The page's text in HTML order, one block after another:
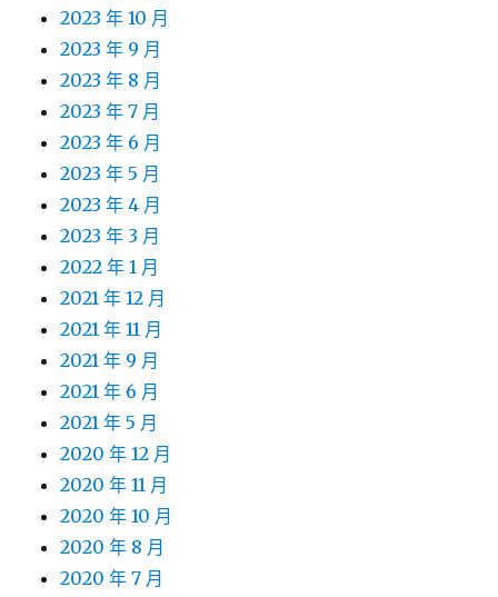
2023 年 10 月
2023 年 9 月
2023 年 8 月
2023 年 7 月
2023 年 6 月
2023 年 5 月
2023 年 4 月
2023 年 3 月
2022 年 1 月
2021 年 12 月
2021 年 11 月
2021 年 9 月
2021 年 6 月
2021 年 5 月
2020 年 12 月
2020 年 11 月
2020 年 10 月
2020 年 8 月
2020 年 7 月